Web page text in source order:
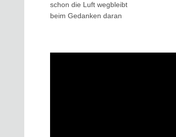
schon die Luft wegbleibt
beim Gedanken daran